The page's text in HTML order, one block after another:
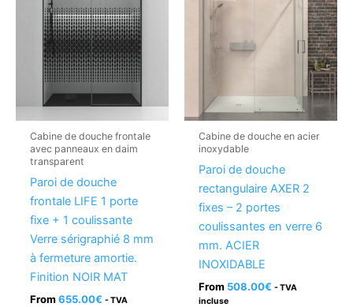
Cabine de douche frontale
avec panneaux en daim
transparent
Paroi de douche
frontale LIFE 1 porte
fixe + 1 coulissante
Verre sérigraphié 8 mm
à fermeture amortie.
Finition NOIR MAT
From 655.00€ - TVA
Cabine de douche en acier
inoxydable
Paroi de douche
rectangulaire AXER 2
fixes – 2 portes
coulissantes en verre 6
mm. ACIER
INOXIDABLE
From 508.00€ - TVA
incluse